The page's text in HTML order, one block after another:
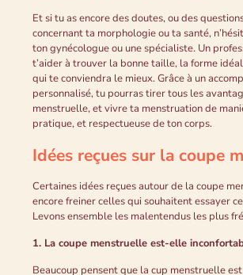
Et si tu as encore des doutes, ou des
concernant ta morphologie ou ta santé,
ton gynécologue ou une spécialiste. Un
t’aider à trouver la bonne taille, la forme
qui te conviendra le mieux. Grâce à un
personnalisé, tu pourras tirer tous les
menstruelle, et vivre ta menstruation de
pratique, et respectueuse de ton corps.
Idées reçues sur la coupe
Certaines idées reçues autour de la coupe
encore freiner celles qui souhaitent essayer
Levons ensemble les malentendus les plus
1. La coupe menstruelle est-elle
Beaucoup pensent que la cup menstruelle